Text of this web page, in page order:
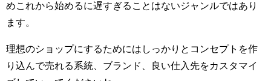
めこれから始めるに遅すぎることはないジャンルではあり
ます。
理想のショップにするためにはしっかりとコンセプトを作
り込んで売れる系統、ブランド、良い仕入先をカスタマイ